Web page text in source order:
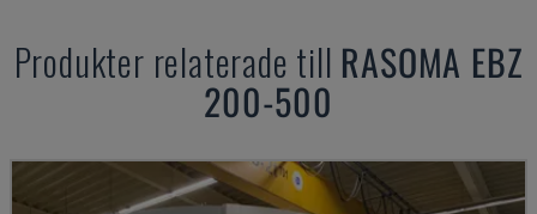
Produkter relaterade till RASOMA EBZ
200-500